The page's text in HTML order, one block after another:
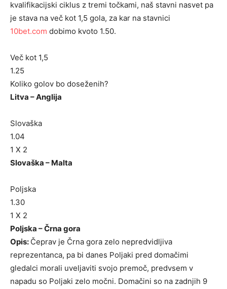
kvalifikacijski ciklus z tremi točkami, naš stavni nasvet pa
je stava na več kot 1,5 gola, za kar na stavnici
10bet.com dobimo kvoto 1.50.
Več kot 1,5
1.25
Koliko golov bo doseženih?
Litva – Anglija
Slovaška
1.04
1 X 2
Slovaška – Malta
Poljska
1.30
1 X 2
Poljska – Črna gora
Opis: Čeprav je Črna gora zelo nepredvidljiva
reprezentanca, pa bi danes Poljaki pred domačimi
gledalci morali uveljaviti svojo premoč, predvsem v
napadu so Poljaki zelo močni. Domačini so na zadnjih 9